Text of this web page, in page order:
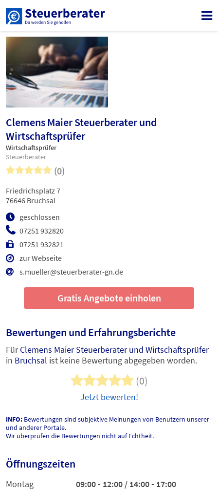
Clemens Maier Steuerberater und
Wirtschaftsprüfer
Wirtschaftsprüfer
Steuerberater
(0)
07251 932820
07251 932821
zur Webseite
s.mueller@steuerberater-gn.de
geschlossen
Friedrichsplatz 7
76646 Bruchsal
Gratis Angebote einholen
Bewertungen und Erfahrungsberichte
FürClemens Maier Steuerberater und Wirtschaftsprüfer
in Bruchsal ist keine Bewertung abgegeben worden.
(0)
Jetzt bewerten!
INFO: Bewertungen sind subjektive Meinungen von Benutzern unserer
und anderer Portale.
Wir überprüfen die Bewertungen nicht auf Echtheit.
Öffnungszeiten
Montag
09:00 - 12:00 / 14:00 - 17:00